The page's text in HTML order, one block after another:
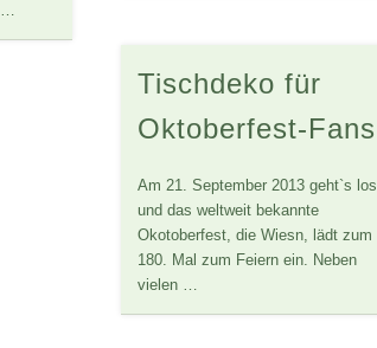
…
Tischdeko für
Oktoberfest-Fans
Am 21. September 2013 geht`s los
und das weltweit bekannte
Okotoberfest, die Wiesn, lädt zum
180. Mal zum Feiern ein. Neben
vielen …